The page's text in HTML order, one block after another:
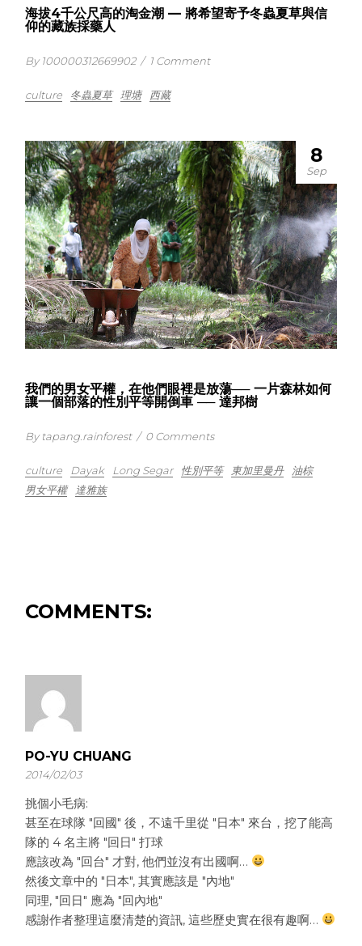
海拔4千公尺高的淘金潮 — 將希望寄予冬蟲夏草與信
仰的藏族採藥人
By 100000312669902 / 1 Comment
culture 冬蟲夏草 理塘 西藏
8
Sep
我們的男女平權，在他們眼裡是放蕩── 一片森林如何
讓一個部落的性別平等開倒車 ── 達邦樹
By tapang.rainforest / 0 Comments
culture Dayak Long Segar 性別平等 東加里曼丹
油棕
男女平權
達雅族
COMMENTS:
PO-YU CHUANG
2014/02/03
挑個小毛病:
甚至在球隊 "回國" 後，不遠千里從 "日本" 來台，挖了能高
隊的 4 名主將 "回日" 打球
應該改為 "回台" 才對, 他們並沒有出國啊…
然後文章中的 "日本", 其實應該是 "內地"
同理, "回日" 應為 "回內地"
感謝作者整理這麼清楚的資訊, 這些歷史實在很有趣啊…